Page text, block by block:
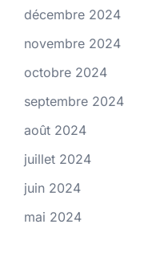
décembre 2024
novembre 2024
octobre 2024
septembre 2024
août 2024
juillet 2024
juin 2024
mai 2024